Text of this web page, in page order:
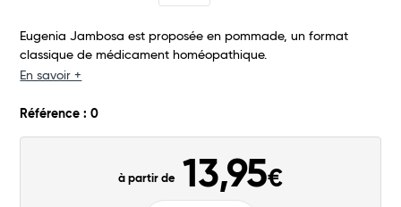
Total
Eugenia Jambosa est proposée en pommade, un format
classique de médicament homéopathique.
En savoir +
Référence : 0
à partir de 13,95€